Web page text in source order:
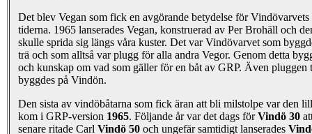
Det blev Vegan som fick en avgörande betydelse för
tiderna. 1965 lanserades Vegan, konstruerad av Per Brohäll och
skulle sprida sig längs våra kuster. Det var Vindövarvet som
trä och som alltså var plugg för alla andra Vegor. Genom detta
och kunskap om vad som gäller för en båt av GRP. Även
byggdes på Vindön.
Den sista av vindöbåtarna som fick äran att bli milstolpe var den
kom i GRP-version 1965. Följande år var det dags förVindö 30
senare ritade Carl Vindö 50 och ungefär samtidigt lanserades